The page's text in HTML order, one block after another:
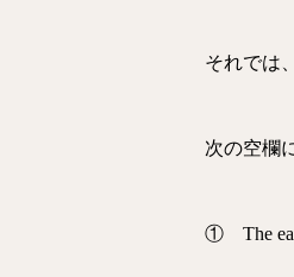
それでは
次の空欄
① The